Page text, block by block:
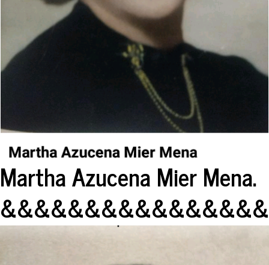
Martha Azucena Mier Mena.